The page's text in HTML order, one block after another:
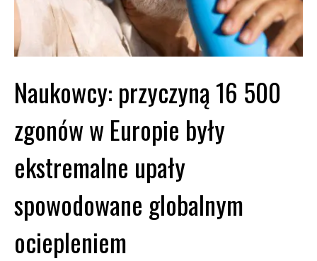
Naukowcy: przyczyną 16 500
zgonów w Europie były
ekstremalne upały
spowodowane globalnym
ociepleniem